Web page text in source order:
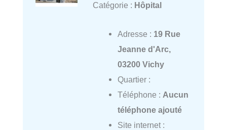
Catégorie : Hôpital
Adresse : 19 Rue
Jeanne d'Arc,
03200 Vichy
Quartier :
Téléphone : Aucun
téléphone ajouté
Site internet :